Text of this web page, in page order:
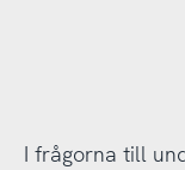
I frågorna till